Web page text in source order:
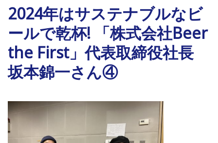
2024年はサステナブルなビ
ールで乾杯! 「株式会社Beer
the First」代表取締役社長
坂本錦一さん④